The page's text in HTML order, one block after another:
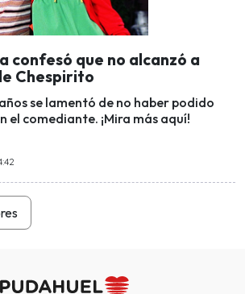
confesó que no alcanzó a
Chespirito
se lamentó de no haber podido
el comediante. ¡Mira más aquí!